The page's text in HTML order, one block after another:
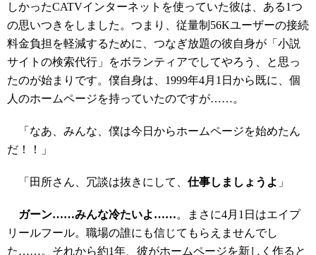
しかったCATVインターネットを使っていた彼は、ある1つ
の思いつきをしました。つまり、従量制56Kユーザーの接続
料金負担を軽減するために、つなぎ放題の彼自身が「小説
サイトの検索代行」をボランティアでしてやろう、と思っ
たのが始まりです。僕自身は、1999年4月1日から既に、個
人のホームページを持っていたのですが……。
「なあ、みんな、僕は今日からホームページを始めたん
だ！！」
「田所さん、冗談は抜きにして、 仕事しましょうよ 」
ガーン……みんな冷たいよ……。まさに4月1日はエイプ
リールフール。職場の誰にも信じてもらえませんでし
た……。それから約1年、彼がホームページを新しく作ると